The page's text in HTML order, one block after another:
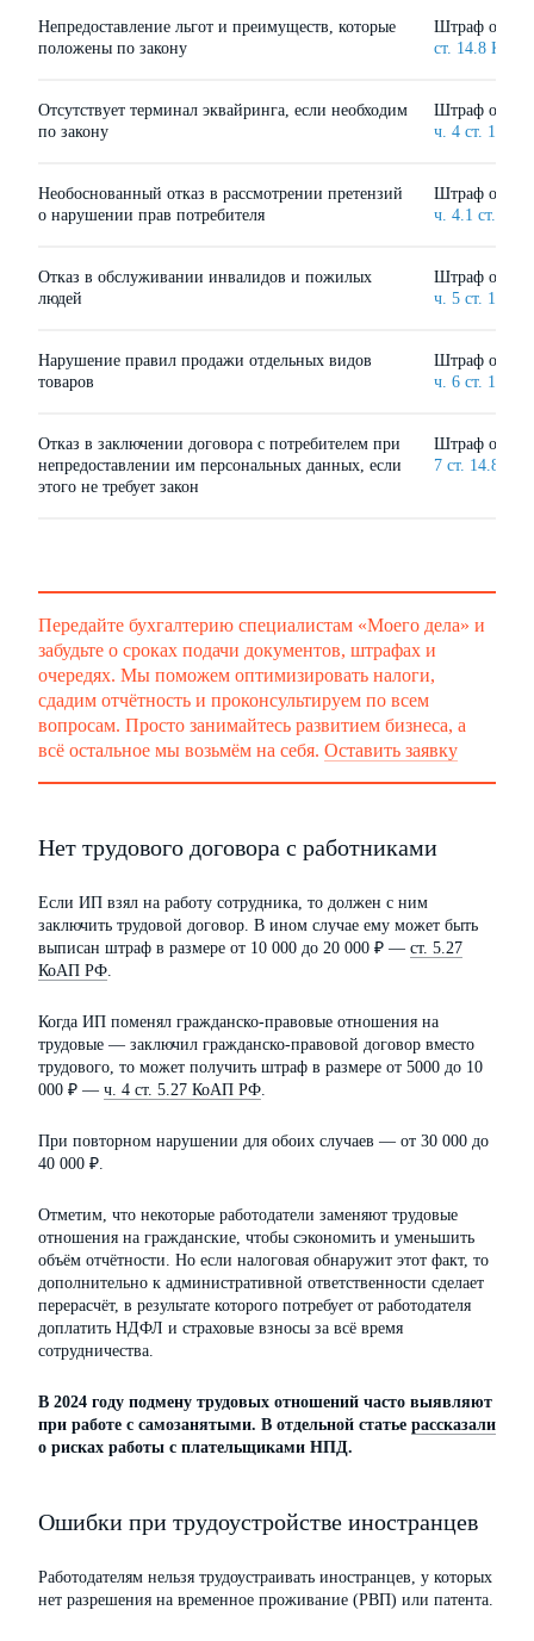
Непредоставление льгот и преимуществ, которые
положены по закону
Штраф от
ст. 14.8
Отсутствует терминал эквайринга, если необходим
по закону
Штраф от 15
ч. 4 ст. 14.8
Необоснованный отказ в рассмотрении претензий
о нарушении прав потребителя
Штраф от 15
ч. 4.1 ст.
Отказ в обслуживании инвалидов и пожилых
людей
Штраф от 30
ч. 5 ст. 14.8
Нарушение правил продажи отдельных видов
товаров
Штраф от 30
ч. 6 ст. 14.8
Отказ в заключении договора с потребителем при
непредоставлении им персональных данных, если
этого не требует закон
Штраф от 5
7 ст. 14.8
Передайте бухгалтерию специалистам «Моего дела» и
забудьте о сроках подачи документов, штрафах и
очередях. Мы поможем оптимизировать налоги,
сдадим отчётность и проконсультируем по всем
вопросам. Просто занимайтесь развитием бизнеса, а
всё остальное мы возьмём на себя. Оставить заявку
Нет трудового договора с работниками
Если ИП взял на работу сотрудника, то должен с ним
заключить трудовой договор. В ином случае ему может быть
выписан штраф в размере от 10 000 до 20 000 ₽ — ст. 5.27
КоАП РФ.
Когда ИП поменял гражданско-правовые отношения на
трудовые — заключил гражданско-правовой договор вместо
трудового, то может получить штраф в размере от 5000 до 10
000 ₽ — ч. 4 ст. 5.27 КоАП РФ.
При повторном нарушении для обоих случаев — от 30 000 до
40 000 ₽.
Отметим, что некоторые работодатели заменяют трудовые
отношения на гражданские, чтобы сэкономить и уменьшить
объём отчётности. Но если налоговая обнаружит этот факт, то
дополнительно к административной ответственности сделает
перерасчёт, в результате которого потребует от работодателя
доплатить НДФЛ и страховые взносы за всё время
сотрудничества.
В 2024 году подмену трудовых отношений часто выявляют
при работе с самозанятыми. В отдельной статье рассказали
о рисках работы с плательщиками НПД.
Ошибки при трудоустройстве иностранцев
Работодателям нельзя трудоустраивать иностранцев, у которых
нет разрешения на временное проживание (РВП) или патента.